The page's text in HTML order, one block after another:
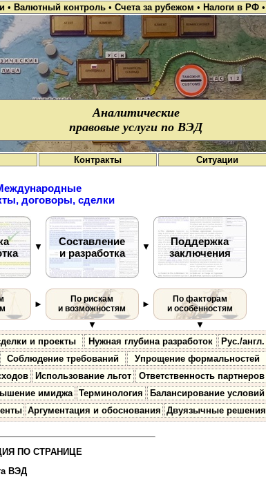
• Валютный контроль • Счета за рубежом • Налоги в РФ •
Аналитические
правовые услуги по ВЭД
Контракты Ситуации
договоры, сделки
▼
Составление
и разработка
▼
Поддержка
заключения
►
По рискам
и возможностям
►
По факторам
и особенностям
▼
▼
и проекты
Нужная глубина разработок
Рус./англ.
Соблюдение требований
Упрощение формальностей
Использование льгот
Ответственность партнеров
имиджа Терминология
Балансирование условий
Аргументация и обоснования Двуязычные решения
ПО СТРАНИЦЕ
ВЭД